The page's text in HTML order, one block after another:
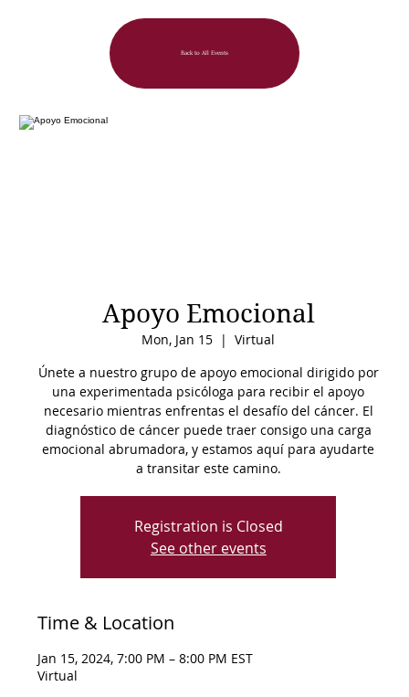
Back to All Events
Apoyo Emocional
Mon, Jan 15
  |
Virtual
Únete a nuestro grupo de apoyo emocional dirigido por
una experimentada psicóloga para recibir el apoyo
necesario mientras enfrentas el desafío del cáncer. El
diagnóstico de cáncer puede traer consigo una carga
emocional abrumadora, y estamos aquí para ayudarte
a transitar este camino.
Registration is Closed
See other events
Time & Location
Jan 15, 2024, 7:00 PM – 8:00 PM EST
Virtual